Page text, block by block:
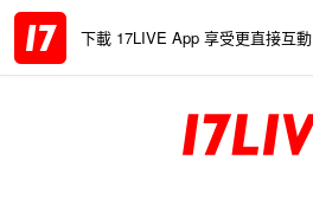
下載 17LIVE App 享受更直接互動